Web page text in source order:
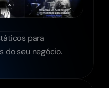
para
do seu negócio.